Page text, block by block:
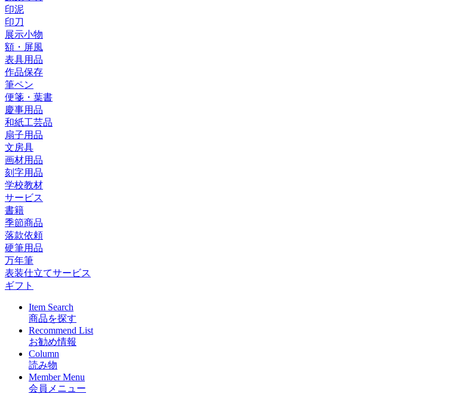
印泥
印刀
展示小物
額・屏風
表具用品
作品保存
筆ペン
便箋・葉書
慶事用品
和紙工芸品
扇子用品
文房具
画材用品
刻字用品
学校教材
サービス
書籍
季節商品
落款依頼
硬筆用品
万年筆
表装仕立てサービス
ギフト
Item Search
商品を探す
Recommend List
お勧め情報
Column
読み物
Member Menu
会員メニュー